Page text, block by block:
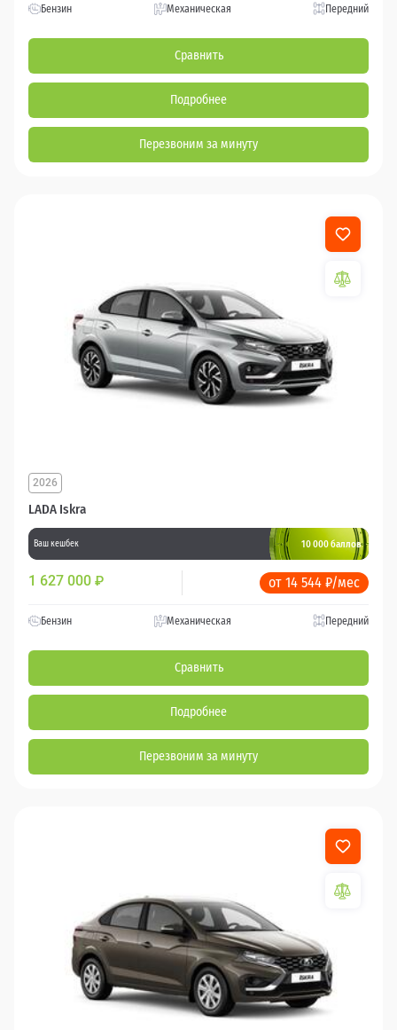
Бензин Механическая Передний
Сравнить
Подробнее
Перезвоним за минуту
LADA Iskra
2026
Ваш кешбек 10 000 баллов
1 627 000 ₽ от 14 544 ₽/мес
Бензин Механическая Передний
Сравнить
Подробнее
Перезвоним за минуту